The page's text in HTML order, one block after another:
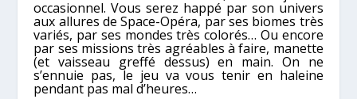
occasionnel. Vous serez happé par son univers
aux allures de Space-Opéra, par ses biomes très
variés, par ses mondes très colorés… Ou encore
par ses missions très agréables à faire, manette
(et vaisseau greffé dessus) en main. On ne
s’ennuie pas, le jeu va vous tenir en haleine
pendant pas mal d’heures…